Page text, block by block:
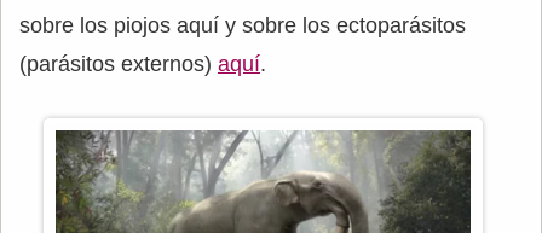
sobre los piojos aquí y sobre los ectoparásitos
(parásitos externos) aquí.